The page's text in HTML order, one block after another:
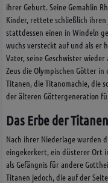
ihrer Geburt. Seine Gemahlin
Kinder, rettete schließlich ihren
stattdessen einen in Windeln
wuchs versteckt auf und als er
Vater, seine Geschwister
Zeus die Olympischen Götter
Titanen, die Titanomachie, die
der älteren Göttergeneration
Das Erbe der Titanen
Nach ihrer Niederlage wurden
eingekerkert, ein düsterer Ort
als Gefängnis für andere
Titanen jedoch, die auf der